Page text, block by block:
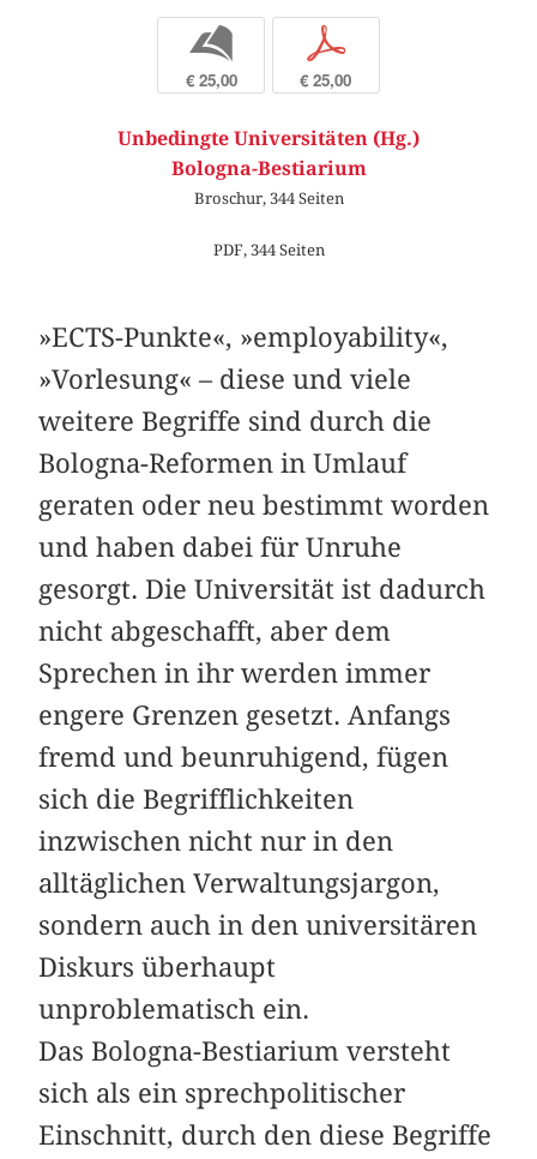
b
€ 25,00
p
€ 25,00
Unbedingte Universitäten (Hg.)
Bologna-Bestiarium
Broschur, 344 Seiten
PDF, 344 Seiten
»ECTS-Punkte«, »employability«,
»Vorlesung« – diese und viele
weitere Begriffe sind durch die
Bologna-Reformen in Umlauf
geraten oder neu bestimmt worden
und haben dabei für Unruhe
gesorgt. Die Universität ist dadurch
nicht abgeschafft, aber dem
Sprechen in ihr werden immer
engere Grenzen gesetzt. Anfangs
fremd und beunruhigend, fügen
sich die Begrifflichkeiten
inzwischen nicht nur in den
alltäglichen Verwaltungsjargon,
sondern auch in den universitären
Diskurs überhaupt
unproblematisch ein.
Das Bologna-Bestiarium versteht
sich als ein sprechpolitischer
Einschnitt, durch den diese Begriffe